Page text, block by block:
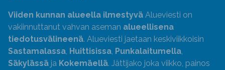
Viiden kunnan alueella ilmestyvä Alueviesti on
vakiinnuttanut vahvan aseman alueellisena
tiedotusvälineenä. Alueviesti jaetaan keskiviikkoisin
Sastamalassa, Huittisissa, Punkalaitumella,
Säkylässä ja Kokemäellä. Jättijako joka viikko, painos